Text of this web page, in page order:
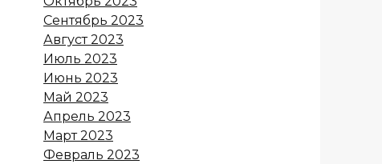
Сентябрь 2023
Август 2023
Июль 2023
Июнь 2023
Май 2023
Апрель 2023
Март 2023
Февраль 2023